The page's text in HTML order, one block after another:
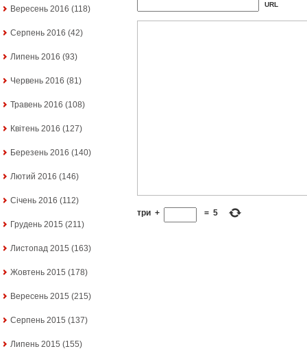
Вересень 2016 (118)
Серпень 2016 (42)
Липень 2016 (93)
Червень 2016 (81)
Травень 2016 (108)
Квітень 2016 (127)
Березень 2016 (140)
Лютий 2016 (146)
Січень 2016 (112)
Грудень 2015 (211)
Листопад 2015 (163)
Жовтень 2015 (178)
Вересень 2015 (215)
Серпень 2015 (137)
Липень 2015 (155)
URL
три + = 5